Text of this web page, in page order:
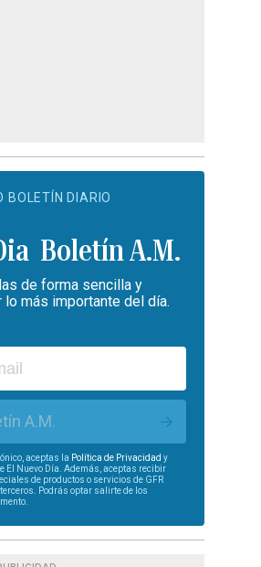
BOLETÍN DIARIO
Boletín A.M.
de forma sencilla y
más importante del día.
A.M.
aceptas la Política de Privacidad y
El Nuevo Día. Además, aceptas recibir
de productos o servicios de GFR
Podrás optar salirte de los